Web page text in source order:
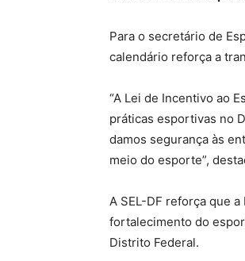
Para o secretário de
calendário reforça a
“A Lei de Incentivo ao
práticas esportivas no
damos segurança às
meio do esporte”,
A SEL-DF reforça que
fortalecimento do
Distrito Federal.